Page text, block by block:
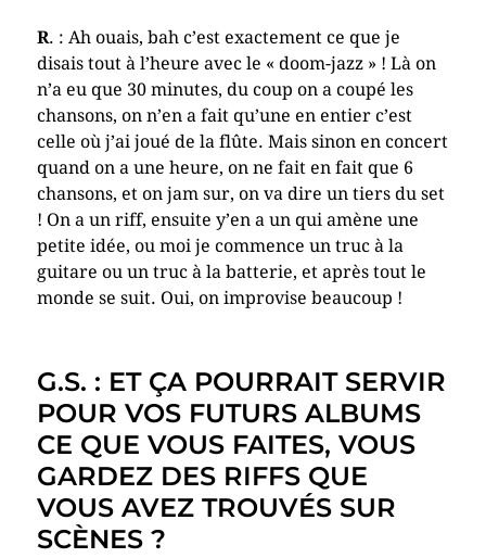
R. : Ah ouais, bah c’est exactement ce que je
disais tout à l’heure avec le « doom-jazz » ! Là on
n’a eu que 30 minutes, du coup on a coupé les
chansons, on n’en a fait qu’une en entier c’est
celle où j’ai joué de la flûte. Mais sinon en concert
quand on a une heure, on ne fait en fait que 6
chansons, et on jam sur, on va dire un tiers du set
! On a un riff, ensuite y’en a un qui amène une
petite idée, ou moi je commence un truc à la
guitare ou un truc à la batterie, et après tout le
monde se suit. Oui, on improvise beaucoup !
G.S. : ET ÇA POURRAIT SERVIR
POUR VOS FUTURS ALBUMS
CE QUE VOUS FAITES, VOUS
GARDEZ DES RIFFS QUE
VOUS AVEZ TROUVÉS SUR
SCÈNES ?